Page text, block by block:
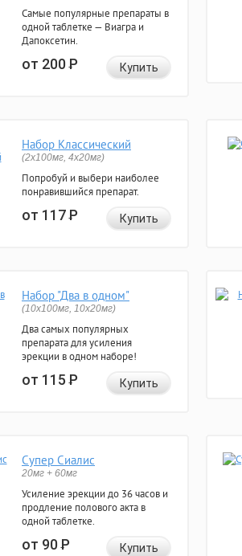
Самые популярные препараты в
одной таблетке — Виагра и
Дапоксетин.
от 200Р Купить
Набор Классический
(2x100мг, 4x20мг)
Попробуй и выбери наиболее
понравившийся препарат.
от 117Р Купить
Набор "Два в одном"
(10x100мг, 10x20мг)
Два самых популярных
препарата для усиления
эрекции в одном наборе!
от 115Р Купить
Супер Сиалис
20мг + 60мг
Усиление эрекции до 36 часов и
продление полового акта в
одной таблетке.
от 90Р Купить